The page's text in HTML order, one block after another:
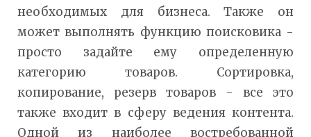
необходимых для бизнеса. Также он
может выполнять функцию поисковика -
просто задайте ему определенную
категорию товаров. Сортировка,
копирование, резерв товаров - все это
также входит в сферу ведения контента.
Одной из наиболее востребованной